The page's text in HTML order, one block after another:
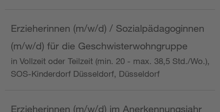
Erzieherinnen (m/w/d) / Sozialpädagoginnen
(m/w/d) für die Geschwisterwohngruppe
in Vollzeit oder Teilzeit (min. 20 - max. 38,5 Std./Wo.),
SOS-Kinderdorf Düsseldorf, Düsseldorf
Erzieherinnen (m/w/d) im Anerkennungsjahr